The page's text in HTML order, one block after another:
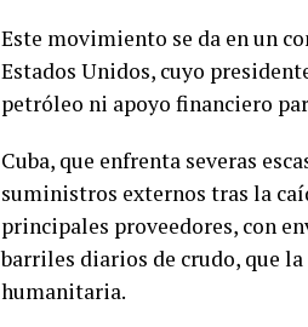
Este movimiento se da en un
Estados Unidos, cuyo
petróleo ni apoyo financiero
Cuba, que enfrenta severas
suministros externos tras la
principales proveedores, con
barriles diarios de crudo, que
humanitaria.